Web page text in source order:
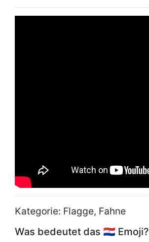
Kategorie: Flagge, Fahne
Was bedeutet das 🇵🇾 Emoji?